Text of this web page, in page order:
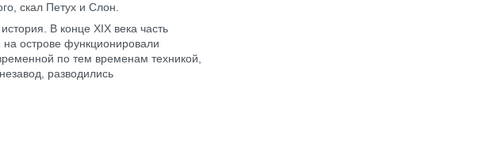
скал Петух и Слон.
В конце XIX века часть
острове функционировали
по тем временам техникой,
разводились